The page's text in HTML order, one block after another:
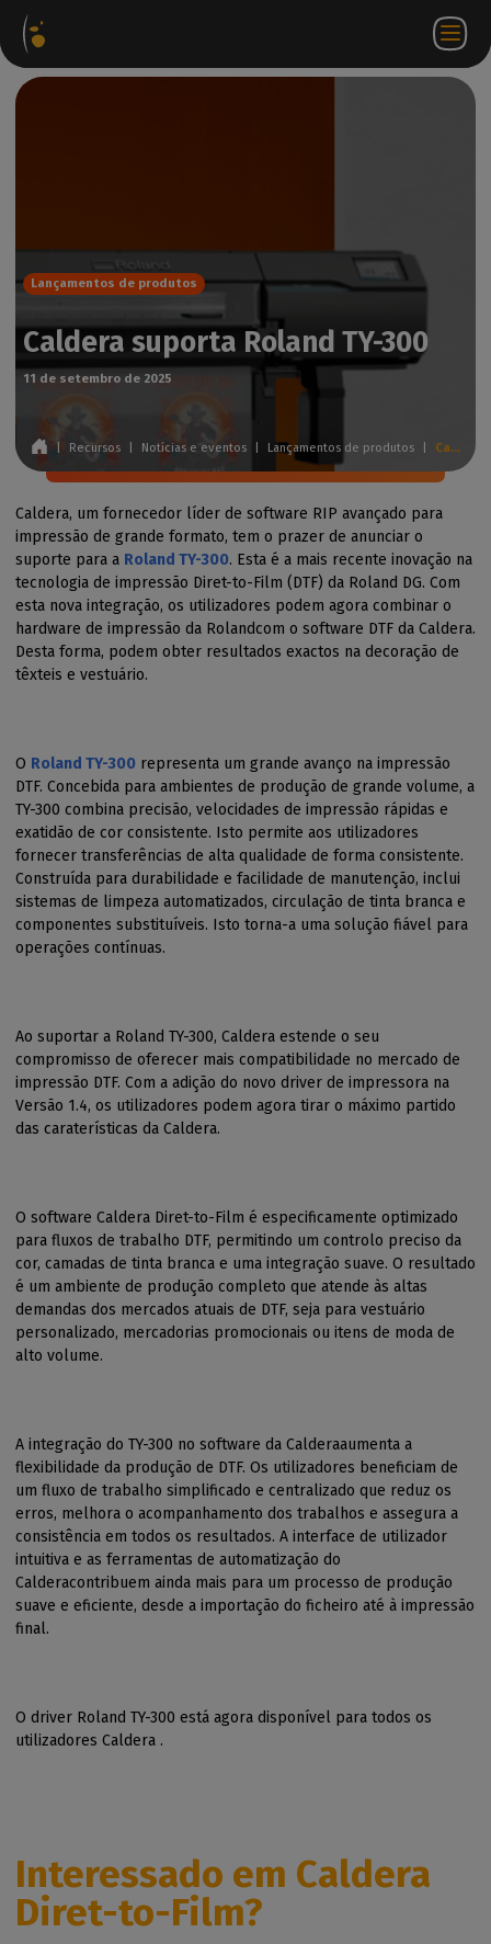
PT
Lançamentos de produtos
Caldera suporta Roland TY-300
11 de setembro de 2025
Recursos Notícias e eventos Lançamentos de produtos Caldera suporta Roland TY-300
Caldera, um fornecedor líder de software RIP avançado para
impressão de grande formato, tem o prazer de anunciar o
suporte para a Roland TY-300. Esta é a mais recente inovação na
tecnologia de impressão Diret-to-Film (DTF) da Roland DG. Com
esta nova integração, os utilizadores podem agora combinar o
hardware de impressão da Rolandcom o software DTF da Caldera.
Desta forma, podem obter resultados exactos na decoração de
têxteis e vestuário.
O Roland TY-300 representa um grande avanço na impressão
DTF. Concebida para ambientes de produção de grande volume, a
TY-300 combina precisão, velocidades de impressão rápidas e
exatidão de cor consistente. Isto permite aos utilizadores
fornecer transferências de alta qualidade de forma consistente.
Construída para durabilidade e facilidade de manutenção, inclui
sistemas de limpeza automatizados, circulação de tinta branca e
componentes substituíveis. Isto torna-a uma solução fiável para
operações contínuas.
Ao suportar a Roland TY-300, Caldera estende o seu
compromisso de oferecer mais compatibilidade no mercado de
impressão DTF. Com a adição do novo driver de impressora na
Versão 1.4, os utilizadores podem agora tirar o máximo partido
das caraterísticas da Caldera.
O software Caldera Diret-to-Film é especificamente optimizado
para fluxos de trabalho DTF, permitindo um controlo preciso da
cor, camadas de tinta branca e uma integração suave. O resultado
é um ambiente de produção completo que atende às altas
demandas dos mercados atuais de DTF, seja para vestuário
personalizado, mercadorias promocionais ou itens de moda de
alto volume.
A integração do TY-300 no software da Calderaaumenta a
flexibilidade da produção de DTF. Os utilizadores beneficiam de
um fluxo de trabalho simplificado e centralizado que reduz os
erros, melhora o acompanhamento dos trabalhos e assegura a
consistência em todos os resultados. A interface de utilizador
intuitiva e as ferramentas de automatização do
Calderacontribuem ainda mais para um processo de produção
suave e eficiente, desde a importação do ficheiro até à impressão
final.
O driver Roland TY-300 está agora disponível para todos os
utilizadores Caldera .
Interessado em Caldera
Diret-to-Film?